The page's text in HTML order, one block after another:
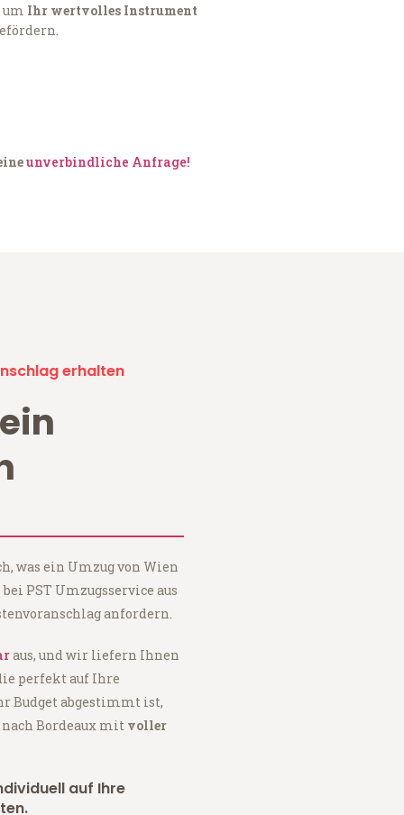
um Ihr wertvolles Instrument
unverbindliche Anfrage!
erhalten
was ein Umzug von Wien
PST Umzugsservice aus
anfordern.
aus, und wir liefern Ihnen
perfekt auf Ihre
Budget abgestimmt ist,
Bordeaux mit voller
auf Ihre